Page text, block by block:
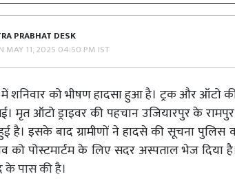
PRABHAT DESK
MAY 11, 2025 04:50 PM IST
शनिवार को भीषण हादसा हुआ है। ट्रक और ऑटो
मृत ऑटो ड्राइवर की पहचान उजियारपुर के
है। इसके बाद ग्रामीणों ने हादसे की सूचना पुलिस
पोस्टमार्टम के लिए सदर अस्पताल भेज दिया है।
के पास की है।